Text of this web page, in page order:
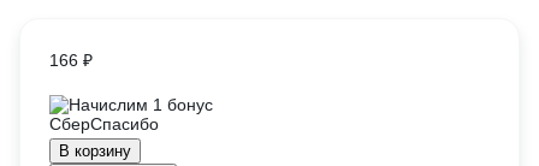
166 ₽
Начислим 1 бонус
В корзину